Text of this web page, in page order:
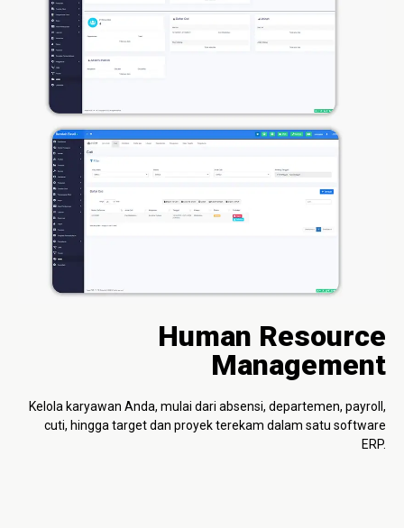
Human Resource
Management
Kelola karyawan Anda, mulai dari absensi, departemen, payroll,
cuti, hingga target dan proyek terekam dalam satu software
ERP.